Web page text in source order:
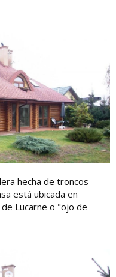
hecha de troncos
está ubicada en
Lucarne o "ojo de